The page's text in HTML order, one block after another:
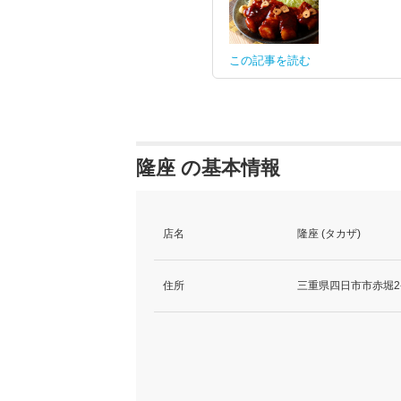
この記事を読む
隆座 の基本情報
店名 隆座 (タカザ)
住所 三重県四日市市赤堀